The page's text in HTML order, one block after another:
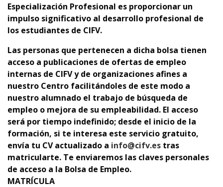
Especialización Profesional es proporcionar un
impulso significativo al desarrollo profesional de
los estudiantes de CIFV.
Las personas que pertenecen a dicha bolsa tienen
acceso a publicaciones de ofertas de empleo
internas de CIFV y de organizaciones afines a
nuestro Centro facilitándoles de este modo a
nuestro alumnado el trabajo de búsqueda de
empleo o mejora de su empleabilidad. El acceso
será por tiempo indefinido; desde el inicio de la
formación, si te interesa este servicio gratuito,
envía tu CV actualizado a info@cifv.es tras
matricularte. Te enviaremos las claves personales
de acceso a la Bolsa de Empleo.
MATRÍCULA